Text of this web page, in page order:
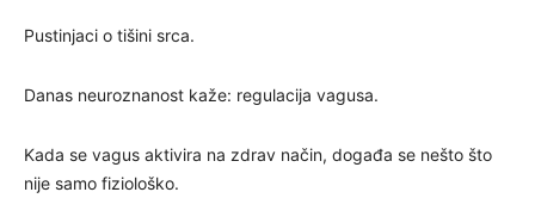
Pustinjaci o tišini srca.
Danas neuroznanost kaže: regulacija vagusa.
Kada se vagus aktivira na zdrav način, događa se nešto što
nije samo fiziološko.